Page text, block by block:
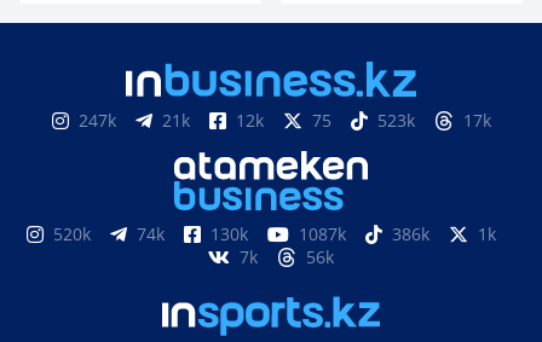
247k 21k 12k 75 523k 17k
520k 74k 130k 1087k 386k
1k
7k
56k